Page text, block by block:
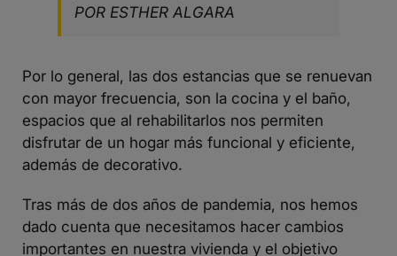
POR ESTHER ALGARA
Por lo general, las dos estancias que se renuevan
con mayor frecuencia, son la cocina y el baño,
espacios que al rehabilitarlos nos permiten
disfrutar de un hogar más funcional y eficiente,
además de decorativo.
Tras más de dos años de pandemia, nos hemos
dado cuenta que necesitamos hacer cambios
importantes en nuestra vivienda y el objetivo